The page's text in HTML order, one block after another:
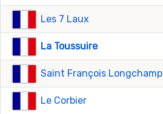
Les 7 Laux
La Toussuire
Saint François Longchamp
Le Corbier